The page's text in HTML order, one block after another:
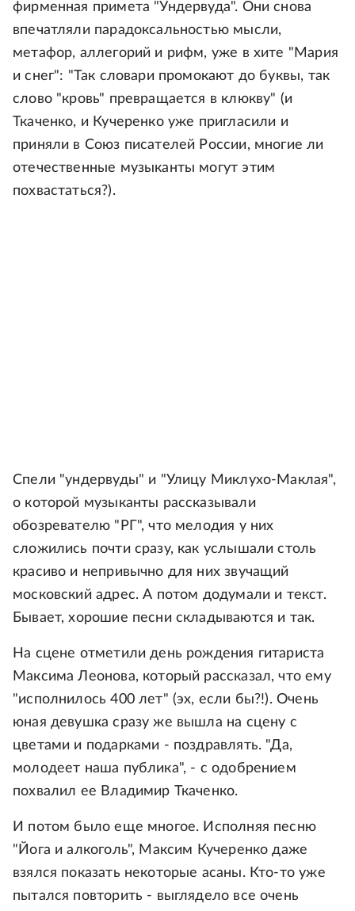
фирменная примета "Ундервуда". Они снова
впечатляли парадоксальностью мысли,
метафор, аллегорий и рифм, уже в хите "Мария
и снег": "Так словари промокают до буквы, так
слово "кровь" превращается в клюкву" (и
Ткаченко, и Кучеренко уже пригласили и
приняли в Союз писателей России, многие ли
отечественные музыканты могут этим
похвастаться?).
Спели "ундервуды" и "Улицу Миклухо-Маклая",
о которой музыканты рассказывали
обозревателю "РГ", что мелодия у них
сложились почти сразу, как услышали столь
красиво и непривычно для них звучащий
московский адрес. А потом додумали и текст.
Бывает, хорошие песни складываются и так.
На сцене отметили день рождения гитариста
Максима Леонова, который рассказал, что ему
"исполнилось 400 лет" (эх, если бы?!). Очень
юная девушка сразу же вышла на сцену с
цветами и подарками - поздравлять. "Да,
молодеет наша публика", - с одобрением
похвалил ее Владимир Ткаченко.
И потом было еще многое. Исполняя песню
"Йога и алкоголь", Максим Кучеренко даже
взялся показать некоторые асаны. Кто-то уже
пытался повторить - выглядело все очень